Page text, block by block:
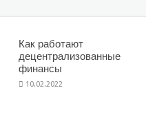
Как работают
децентрализованные
финансы
10.02.2022